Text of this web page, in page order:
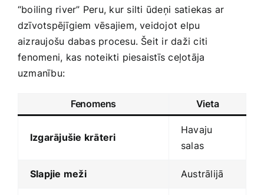
“boiling ‍river” Peru, kur⁣ silti ūdeņi⁢ satiekas ar
dzīvotspējīgiem vēsajiem, veidojot elpu
aizraujošu ‍dabas procesu. Šeit ir daži citi
⁢fenomeni, kas noteikti piesaistīs ceļotāja⁢
uzmanību:
Fenomens Vieta
Izgarājušie krāteri
Havaju
salas
Slapjie meži Austrālijā